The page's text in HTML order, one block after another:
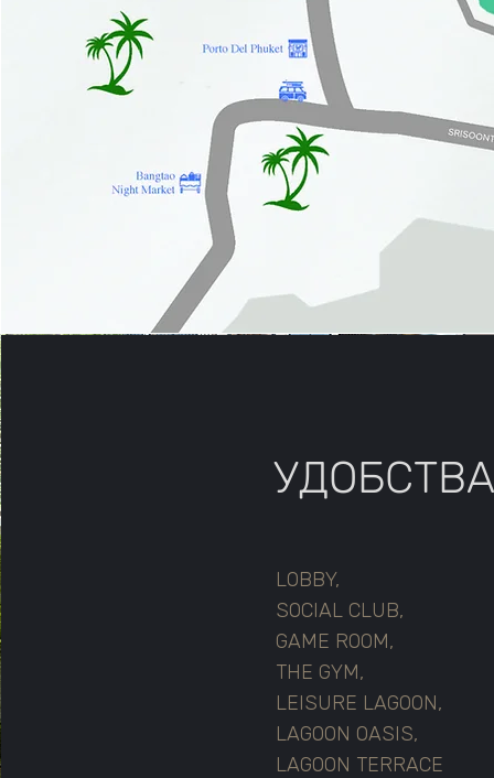
LOBBY,
SOCIAL CLUB,
GAME ROOM,
THE GYM,
LEISURE LAGOON,
LAGOON OASIS,
LAGOON TERRACE
УДОБСТВА